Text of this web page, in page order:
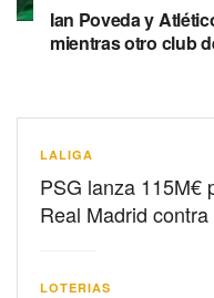
Ian Poveda y
mientras otro club
LALIGA
PSG lanza 115M€
Real Madrid
LOTERIAS